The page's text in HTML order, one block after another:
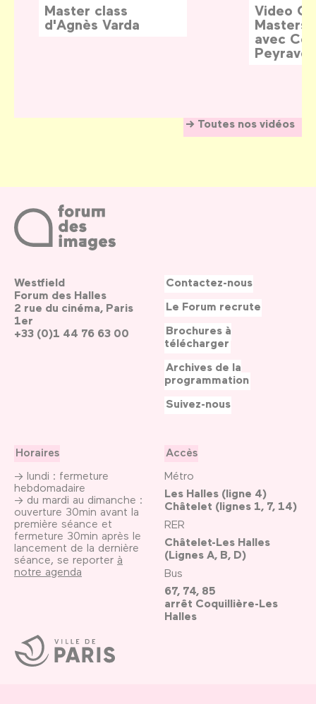
Toutes nos vidéos
Master class
d'Agnès Varda
Video
avec
Ville
de
Paris
Westfield
Forum des Halles
2 rue du cinéma, Paris
1er
+33 (0)1 44 76 63 00
Horaires
→ lundi : fermeture
hebdomadaire
→ du mardi au dimanche :
ouverture 30min avant la
première séance et
fermeture 30min après le
lancement de la dernière
séance, se reporter à
notre agenda
Accès
Métro
Les Halles (ligne 4)
Châtelet (lignes 1, 7, 14)
RER
Châtelet-Les Halles
(Lignes A, B, D)
Bus
67, 74, 85
arrêt Coquillière-Les
Halles
Contactez-nous
Le Forum recrute
Brochures à
télécharger
Archives de la
programmation
Suivez-nous